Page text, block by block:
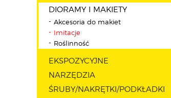
DIORAMY I MAKIETY
Akcesoria do makiet
Imitacje
Roślinność
EKSPOZYCYJNE
NARZĘDZIA
ŚRUBY/NAKRĘTKI/PODKŁADKI